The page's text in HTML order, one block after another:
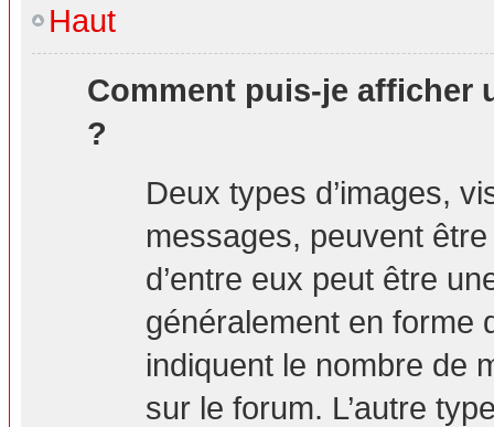
Haut
Comment puis-je afficher
?
Deux types d’images,
messages, peuvent être
d’entre eux peut être
généralement en forme
indiquent le nombre de
sur le forum. L’autre